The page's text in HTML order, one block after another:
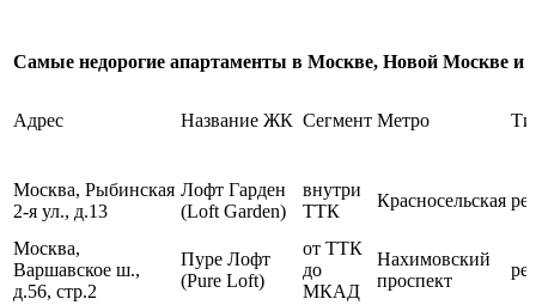
Самые недорогие апартаменты в Москве, Новой Москве и
Адрес Название ЖК Сегмент Метро
Москва, Рыбинская
2-я ул., д.13
Лофт Гарден
(Loft Garden)
внутри
ТТК
Красносельская
Москва,
Варшавское ш.,
д.56, стр.2
Пуре Лофт
(Pure Loft)
от ТТК
до
МКАД
Нахимовский
проспект